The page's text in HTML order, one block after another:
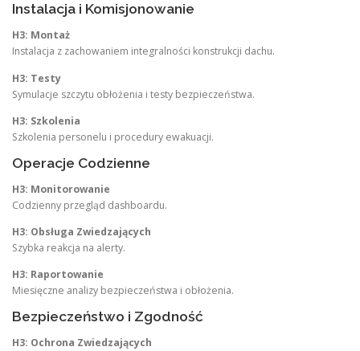
Instalacja i Komisjonowanie
H3: Montaż
Instalacja z zachowaniem integralności konstrukcji dachu.
H3: Testy
Symulacje szczytu obłożenia i testy bezpieczeństwa.
H3: Szkolenia
Szkolenia personelu i procedury ewakuacji.
Operacje Codzienne
H3: Monitorowanie
Codzienny przegląd dashboardu.
H3: Obsługa Zwiedzających
Szybka reakcja na alerty.
H3: Raportowanie
Miesięczne analizy bezpieczeństwa i obłożenia.
Bezpieczeństwo i Zgodność
H3: Ochrona Zwiedzających